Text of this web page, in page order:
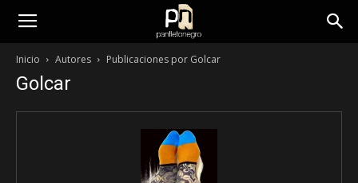
panfletonegro
Inicio Autores Publicaciones por Golcar
Golcar